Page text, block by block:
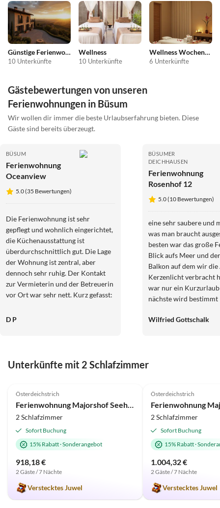
Günstige Ferienwohnungen
10 Unterkünfte
Wellness
10 Unterkünfte
Wellness Wochenende
6 Unterkünfte
Gästebewertungen von unseren
Ferienwohnungen in Büsum
Wir wollen dir immer die beste Urlaubserfahrung bieten. Diese
Gäste sind bereits überzeugt.
BÜSUM
Ferienwohnung
Oceanview
5.0 (35 Bewertungen)
Die Ferienwohnung ist sehr
gepflegt und wohnlich eingerichtet,
die Küchenausstattung ist
überdurchschnittlich gut. Die Lage
der Wohnung ist zentral, aber
dennoch sehr ruhig. Der Kontakt
zur Vermieterin und der Betreuerin
vor Ort war sehr nett. Kurz gefasst:
haben uns in der Wohnung rundum
D P
BÜSUMER
DEICHHAUSEN
Ferienwohnung
Rosenhof 12
5.0 (10 Bewertungen)
eine sehr saubere und
was man braucht
besten war das große
Blick aufs Meer und
Balkon auf dem wir die
Kerzenlicht verbracht
war nur ein
nächste wird bestimmt
Friedland bei Göttingen
Wilfried Gottschalk
Unterkünfte mit 2 Schlafzimmer
Österdeichstrich
2 Schlafzimmer
Sofort Buchung
15% Rabatt·Sonderangebot
918,18 €
2 Gäste / 7 Nächte
Verstecktes Juwel
Österdeichstrich
2 Schlafzimmer
Sofort Buchung
15% Rabatt·
1.004,32 €
2 Gäste / 7 Nächte
Verstecktes Juwel